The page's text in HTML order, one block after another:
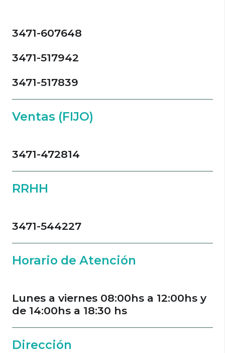
3471-607648
3471-517942
3471-517839
Ventas (FIJO)
3471-472814
RRHH
3471-544227
Horario de Atención
Lunes a viernes 08:00hs a 12:00hs y
de 14:00hs a 18:30 hs
Dirección